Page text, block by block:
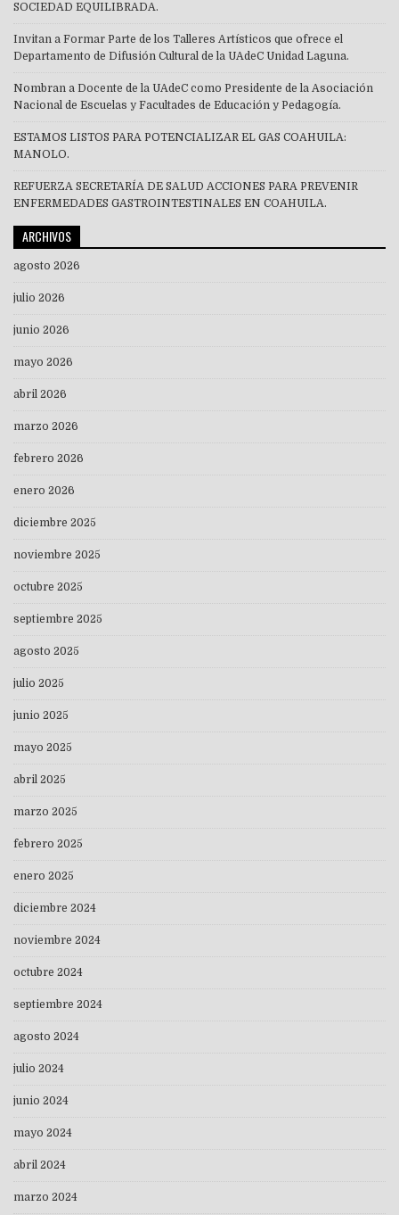
SOCIEDAD EQUILIBRADA.
Invitan a Formar Parte de los Talleres Artísticos que ofrece el
Departamento de Difusión Cultural de la UAdeC Unidad Laguna.
Nombran a Docente de la UAdeC como Presidente de la Asociación
Nacional de Escuelas y Facultades de Educación y Pedagogía.
ESTAMOS LISTOS PARA POTENCIALIZAR EL GAS COAHUILA:
MANOLO.
REFUERZA SECRETARÍA DE SALUD ACCIONES PARA PREVENIR
ENFERMEDADES GASTROINTESTINALES EN COAHUILA.
ARCHIVOS
agosto 2026
julio 2026
junio 2026
mayo 2026
abril 2026
marzo 2026
febrero 2026
enero 2026
diciembre 2025
noviembre 2025
octubre 2025
septiembre 2025
agosto 2025
julio 2025
junio 2025
mayo 2025
abril 2025
marzo 2025
febrero 2025
enero 2025
diciembre 2024
noviembre 2024
octubre 2024
septiembre 2024
agosto 2024
julio 2024
junio 2024
mayo 2024
abril 2024
marzo 2024